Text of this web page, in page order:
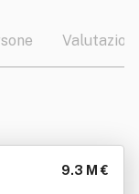
Valutazioni
9.3 M €